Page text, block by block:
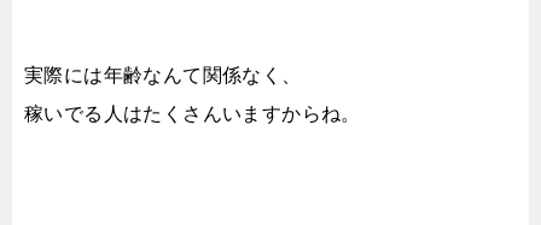
実際には年齢なんて関係なく、
稼いでる人はたくさんいますからね。